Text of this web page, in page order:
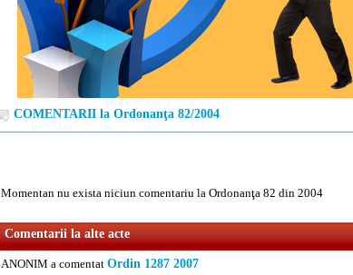
COMENTARII la Ordonanţa 82/2004
Momentan nu exista niciun comentariu la Ordonanţa 82 din 2004
Comentarii la alte acte
ANONIM a comentat Ordin 1287 2007